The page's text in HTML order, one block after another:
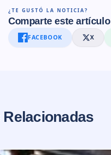
¿TE GUSTÓ LA NOTICIA?
Comparte este artículo
FACEBOOK X